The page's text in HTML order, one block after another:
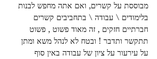
מבוססת על קשרים, ואם אתה מחפש לבנות
בלימודים \ עבודה \ בתחביבים קשרים
חברתיים חזקים , זה מאוד פשוט , פשוט
תתקשר ותדבר ! ובטח לא לנהל משא ומתן
על עירעור על ציון של עבודה באין סוף